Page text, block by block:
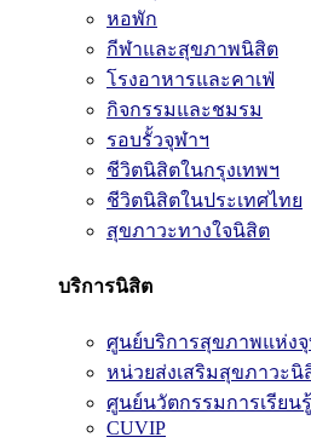
หอพัก
กีฬาและสุขภาพนิสิต
โรงอาหารและคาเฟ่
กิจกรรมและชมรม
รอบรั้วจุฬาฯ
ชีวิตนิสิตในกรุงเทพฯ
ชีวิตนิสิตในประเทศไทย
สุขภาวะทางใจนิสิต
บริการนิสิต
ศูนย์บริการสุขภาพแห่งจุ
หน่วยส่งเสริมสุขภาวะนิ
ศูนย์นวัตกรรมการเรียนรู้
CUVIP